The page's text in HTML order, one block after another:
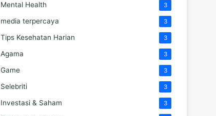
Mental Health 3
media terpercaya 3
Tips Kesehatan Harian 3
Agama 3
Game 3
Selebriti 3
Investasi & Saham 3